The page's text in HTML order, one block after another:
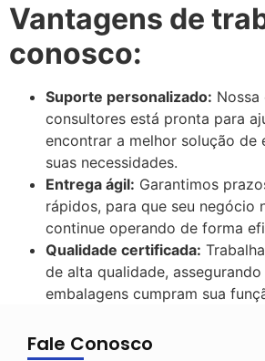
Vantagens de
conosco:
Suporte personalizado: Nossa
consultores está pronta para
encontrar a melhor solução de
suas necessidades.
Entrega ágil: Garantimos
rápidos, para que seu negócio
continue operando de forma
Qualidade certificada:
de alta qualidade, assegurando
embalagens cumpram sua
Fale Conosco